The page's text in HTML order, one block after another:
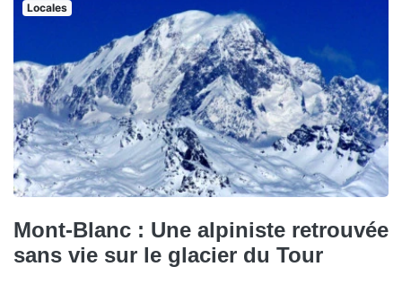
Locales
Mont-Blanc : Une alpiniste retrouvée
sans vie sur le glacier du Tour